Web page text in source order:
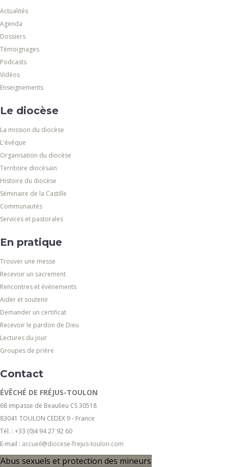
Actualités
Agenda
Dossiers
Témoignages
Podcasts
Vidéos
Enseignements
Le diocèse
La mission du diocèse
L'évêque
Organisation du diocèse
Territoire diocésain
Histoire du diocèse
Séminaire de la Castille
Communautés
Services et pastorales
En pratique
Trouver une messe
Recevoir un sacrement
Rencontres et événements
Aider et soutenir
Demander un certificat
Recevoir le pardon de Dieu
Lectures du jour
Groupes de prière
Contact
ÉVÊCHÉ DE FRÉJUS-TOULON
68 impasse de Beaulieu CS 30518
83041 TOULON CEDEX 9 - France
Tél. : +33 (0)4 94 27 92 60
E-mail : accueil@diocese-frejus-toulon.com
Abus sexuels et protection des mineurs